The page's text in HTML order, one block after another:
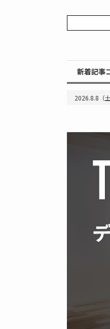
新着記事
2026.8.8（土